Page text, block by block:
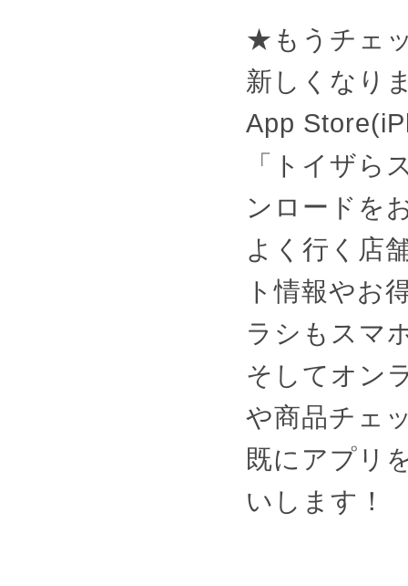
★もうチェ
新しくなり
App
「トイザら
ンロードを
よく行く店
ト情報やお
ラシもスマ
そしてオン
や商品チェ
既にアプリ
いします！